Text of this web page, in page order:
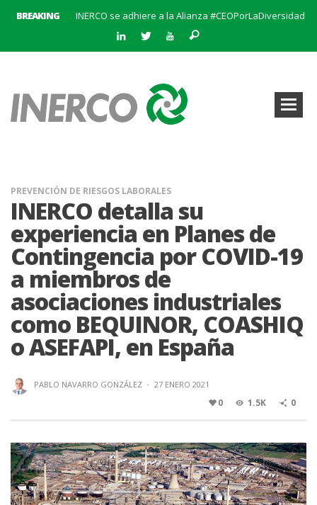
BREAKING INERCO se adhiere a la Alianza #CEOPorLaDiversidad
INERCO participa en la V Edición Sputnik
PREVENCIÓN DE RIESGOS LABORALES
INERCO detalla su
experiencia en Planes de
Contingencia por COVID-19
a miembros de
asociaciones industriales
como BEQUINOR, COASHIQ
o ASEFAPI, en España
PABLO NAVARRO GONZÁLEZ · 27 ENERO 2021
0 1.5K 0